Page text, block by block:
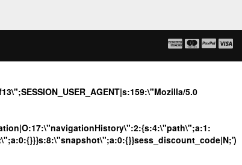
5.0